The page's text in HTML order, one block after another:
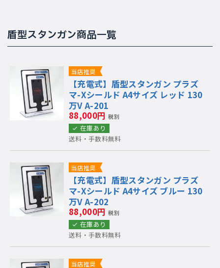
盾型スタンガン商品一覧
当店推奨
【充電式】盾型スタンガン プラズ
マ-Xシールド A4サイズ レッド 130
万V A-201
88,000円 税別
在庫あり
送料・手数料無料
当店推奨
【充電式】盾型スタンガン プラズ
マ-Xシールド A4サイズ ブルー 130
万V A-202
88,000円 税別
在庫あり
送料・手数料無料
当店推奨